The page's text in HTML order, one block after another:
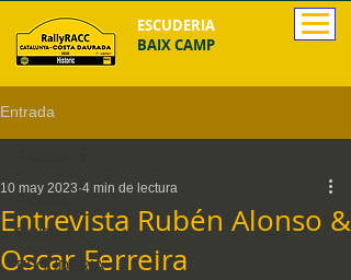
ESCUDERIA
BAIX CAMP
Entrada
TODAS
RCDL
ESCUDERIA
Entrevista Rubén Alonso &
Oscar Ferreira
10 may 2023 4 min de lectura